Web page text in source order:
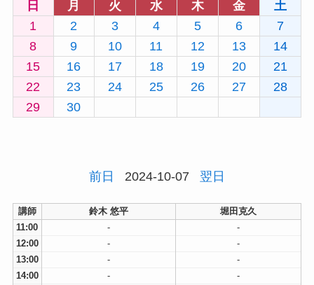
日 月 火 水 木 金
土
1
2 3 4 5 6
7
8
9 10 11 12 13
14
15
16 17 18 19 20
21
22
23 24 25 26 27
28
29
30
前日 2024-10-07 翌日
講師 鈴木 悠平
堀田克久
11:00
-
-
12:00
-
-
13:00
-
-
14:00
-
-